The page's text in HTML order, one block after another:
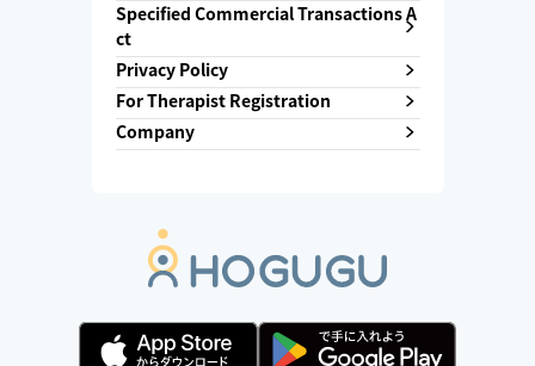
Specified Commercial Transactions A
ct
Privacy Policy
For Therapist Registration
Company